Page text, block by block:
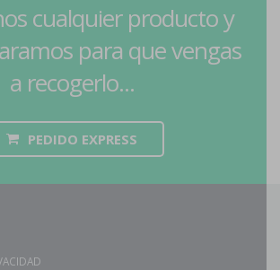
cualquier producto y
para que vengas
a recogerlo...
PEDIDO EXPRESS